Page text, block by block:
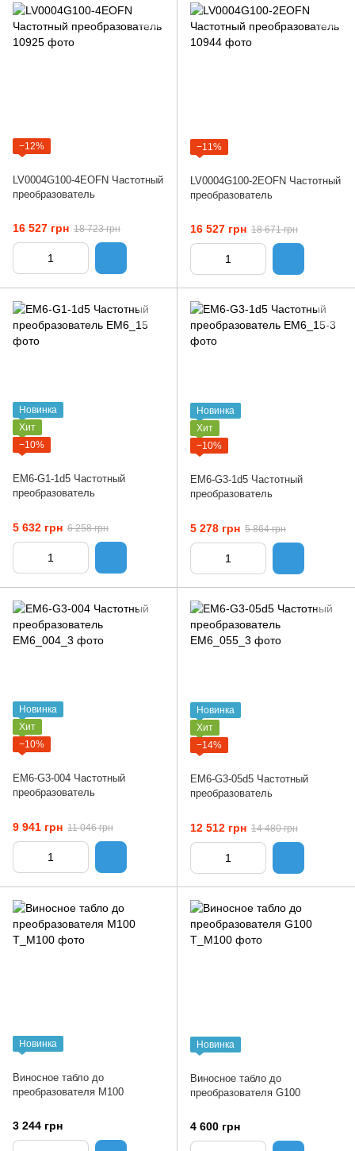
−12%
LV0004G100-4EOFN Частотный
преобразователь
16 527 грн 18 723 грн
−11%
LV0004G100-2EOFN Частотный
преобразователь
16 527 грн 18 671 грн
Новинка
Хит
−10%
EM6-G1-1d5 Частотный
преобразователь
5 632 грн 6 258 грн
Новинка
Хит
−10%
EM6-G3-1d5 Частотный
преобразователь
5 278 грн 5 864 грн
Новинка
Хит
−10%
EM6-G3-004 Частотный
преобразователь
9 941 грн 11 046 грн
Новинка
Хит
−14%
EM6-G3-05d5 Частотный
преобразователь
12 512 грн 14 480 грн
Новинка
Виносное табло до
преобразователя М100
3 244 грн
Новинка
Виносное табло до
преобразователя G100
4 600 грн